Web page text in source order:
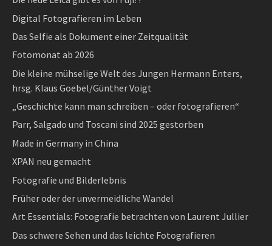
Digital Fotografieren im Leben
Das Selfie als Dokument einer Zeitqualität
Fotomonat ab 2026
Die kleine mühselige Welt des Jungen Hermann Enters,
hrsg. Klaus Goebel/Günther Voigt
„Geschichte kann man schreiben – oder fotografieren“
Parr, Salgado und Toscani sind 2025 gestorben
Made in Germany in China
XPAN neu gemacht
Fotografie und Bilderlebnis
Früher oder der unvermeidliche Wandel
Art Essentials: Fotografie betrachten von Laurent Jullier
Das schwere Sehen und das leichte Fotografieren